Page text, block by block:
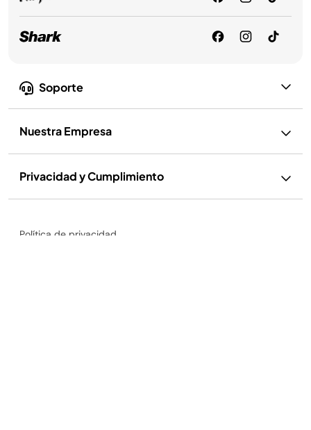
Soporte
Nuestra Empresa
Privacidad y Cumplimiento
Política de privacidad